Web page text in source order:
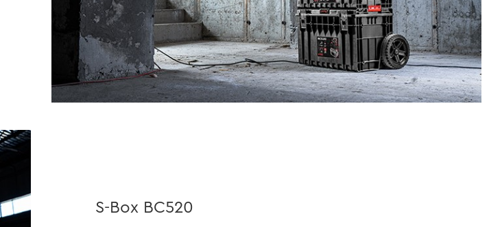
S-Box BC520